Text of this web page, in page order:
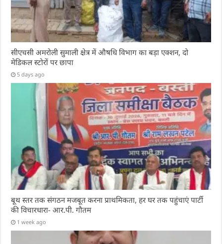
सीएचसी अमरोली सुमाली क्षेत्र में औषधि विभाग का बड़ा एक्शन, दो
मेडिकल स्टोरों पर छापा
5 days ago
बूथ स्तर तक संगठन मजबूत करना प्राथमिकता, हर घर तक पहुंचाएं पार्टी
की विचारधारा- आर.पी. गौतम
1 week ago